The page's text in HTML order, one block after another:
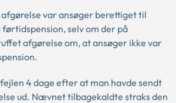
var ansøger berettiget til
selv om der på
afgørelse om, at ansøger ikke var
4 dage efter at man havde sendt
ud. Nævnet tilbagekaldte straks den